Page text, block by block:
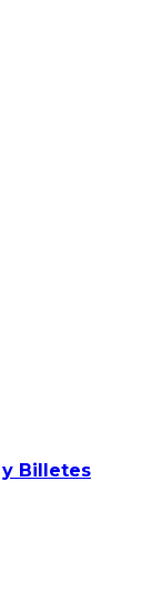
Billetes